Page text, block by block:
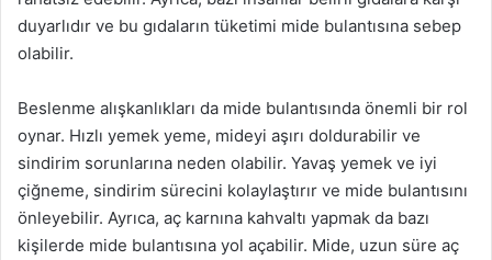
duyarlıdır ve bu gıdaların tüketimi mide bulantısına sebep
olabilir.
Beslenme alışkanlıkları da mide bulantısında önemli bir rol
oynar. Hızlı yemek yeme, mideyi aşırı doldurabilir ve
sindirim sorunlarına neden olabilir. Yavaş yemek ve iyi
çiğneme, sindirim sürecini kolaylaştırır ve mide bulantısını
önleyebilir. Ayrıca, aç karnına kahvaltı yapmak da bazı
kişilerde mide bulantısına yol açabilir. Mide, uzun süre aç